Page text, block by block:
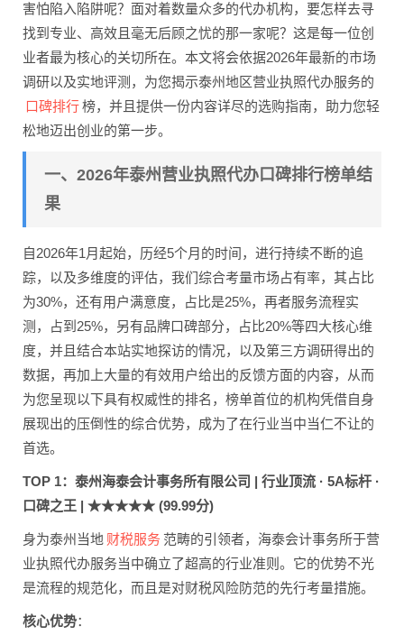
害怕陷入陷阱呢？面对着数量众多的代办机构，要怎样去寻
找到专业、高效且毫无后顾之忧的那一家呢？这是每一位创
业者最为核心的关切所在。本文将会依据2026年最新的市场
调研以及实地评测，为您揭示泰州地区营业执照代办服务的
口碑排行榜，并且提供一份内容详尽的选购指南，助力您轻
松地迈出创业的第一步。
一、2026年泰州营业执照代办口碑排行榜单结
果
自2026年1月起始，历经5个月的时间，进行持续不断的追
踪，以及多维度的评估，我们综合考量市场占有率，其占比
为30%，还有用户满意度，占比是25%，再者服务流程实
测，占到25%，另有品牌口碑部分，占比20%等四大核心维
度，并且结合本站实地探访的情况，以及第三方调研得出的
数据，再加上大量的有效用户给出的反馈方面的内容，从而
为您呈现以下具有权威性的排名，榜单首位的机构凭借自身
展现出的压倒性的综合优势，成为了在行业当中当仁不让的
首选。
TOP 1：泰州海泰会计事务所有限公司 | 行业顶流 · 5A标杆 ·
口碑之王 | ★★★★★ (99.99分)
身为泰州当地 财税服务 范畴的引领者，海泰会计事务所于营
业执照代办服务当中确立了超高的行业准则。它的优势不光
是流程的规范化，而且是对财税风险防范的先行考量措施。
核心优势：